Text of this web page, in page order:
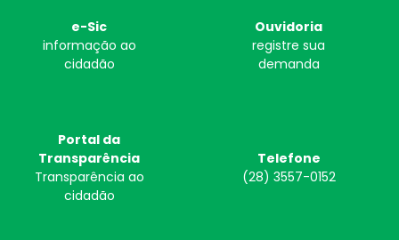
e-Sic
informação ao
cidadão
Ouvidoria
registre sua
demanda
Portal da
Transparência
Transparência ao
cidadão
Telefone
(28) 3557-0152